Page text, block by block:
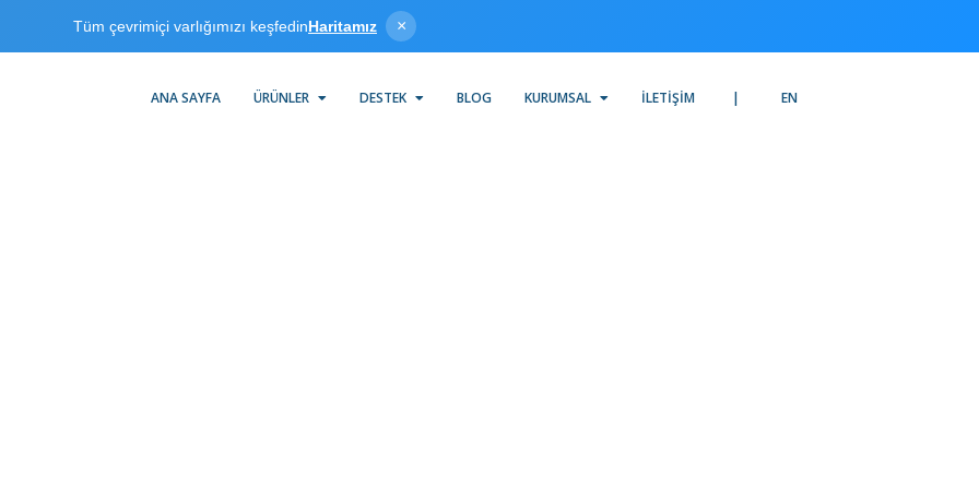
Tüm çevrimiçi varlığımızı keşfedinHaritamız ×
ANA SAYFA ÜRÜNLER DESTEK BLOG KURUMSAL İLETIŞIM EN